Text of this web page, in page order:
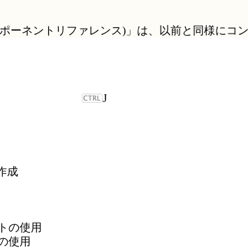
ポーネントリファレンス)」 は、以前と同様にコ
J
成
の使用
使用